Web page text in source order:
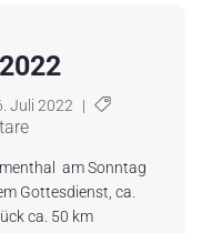
Juli 2022 |
am Sonntag
Gottesdienst, ca.
ca. 50 km